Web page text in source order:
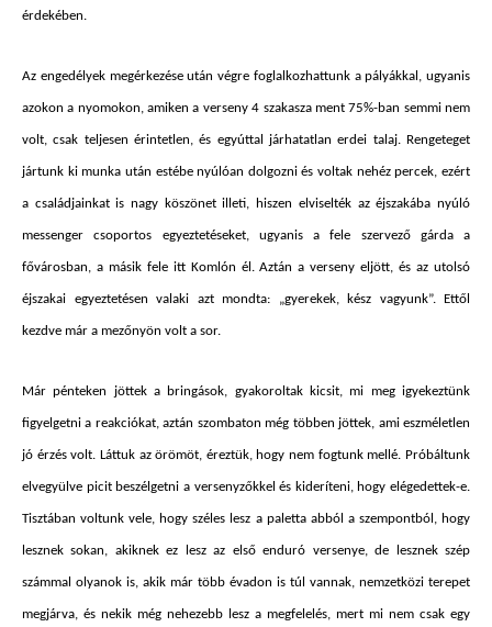
érdekében.
Az engedélyek megérkezése után végre foglalkozhattunk a pályákkal, ugyanis
azokon a nyomokon, amiken a verseny 4 szakasza ment 75%-ban semmi nem
volt, csak teljesen érintetlen, és egyúttal járhatatlan erdei talaj. Rengeteget
jártunk ki munka után estébe nyúlóan dolgozni és voltak nehéz percek, ezért
a családjainkat is nagy köszönet illeti, hiszen elviselték az éjszakába nyúló
messenger csoportos egyeztetéseket, ugyanis a fele szervező gárda a
fővárosban, a másik fele itt Komlón él. Aztán a verseny eljött, és az utolsó
éjszakai egyeztetésen valaki azt mondta: „gyerekek, kész vagyunk”. Ettől
kezdve már a mezőnyön volt a sor.
Már pénteken jöttek a bringások, gyakoroltak kicsit, mi meg igyekeztünk
figyelgetni a reakciókat, aztán szombaton még többen jöttek, ami eszméletlen
jó érzés volt. Láttuk az örömöt, éreztük, hogy nem fogtunk mellé. Próbáltunk
elvegyülve picit beszélgetni a versenyzőkkel és kideríteni, hogy elégedettek-e.
Tisztában voltunk vele, hogy széles lesz a paletta abból a szempontból, hogy
lesznek sokan, akiknek ez lesz az első enduró versenye, de lesznek szép
számmal olyanok is, akik már több évadon is túl vannak, nemzetközi terepet
megjárva, és nekik még nehezebb lesz a megfelelés, mert mi nem csak egy